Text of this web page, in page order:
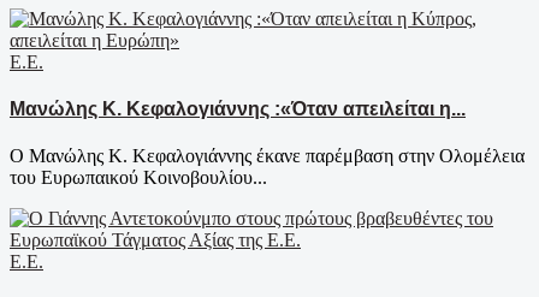
Ε.Ε.
Μανώλης Κ. Κεφαλογιάννης :«Όταν απειλείται η...
Ο Μανώλης Κ. Κεφαλογιάννης έκανε παρέμβαση στην Ολομέλεια
του Ευρωπαικού Κοινοβουλίου...
Ε.Ε.